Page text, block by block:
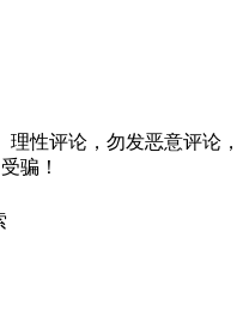
性评论，勿发恶意评论
骗！